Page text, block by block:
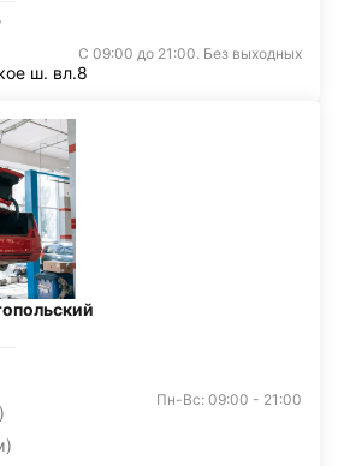
С 09:00 до 21:00. Без выходных
ш. вл.8
Пн-Вс: 09:00 - 21:00